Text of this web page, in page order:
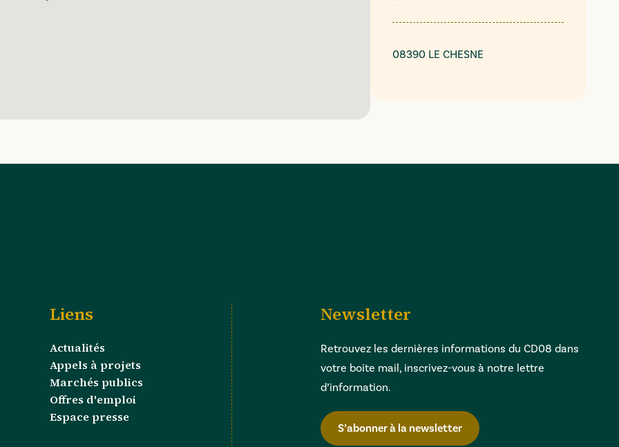
08390 LE CHESNE
Liens
Actualités
Appels à projets
Marchés publics
Offres d'emploi
Espace presse
Newsletter
Retrouvez les dernières informations du CD08 dans
votre boite mail, inscrivez-vous à notre lettre
d’information.
S’abonner à la newsletter